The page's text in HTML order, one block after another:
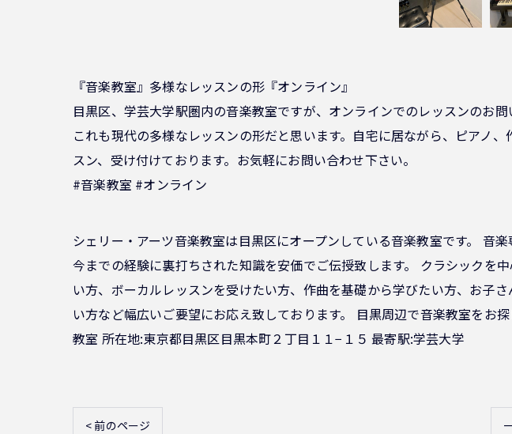
『音楽教室』多様なレッスンの形『オンライン』
目黒区、学芸大学駅圏内の音楽教室ですが、オンラインでのレッスンのお問
これも現代の多様なレッスンの形だと思います。自宅に居ながら、ピアノ
スン、受け付けております。お気軽にお問い合わせ下さい。
#音楽教室 #オンライン
シェリー・アーツ音楽教室は目黒区にオープンしている音楽教室です。 音
今までの経験に裏打ちされた知識を安価でご伝授致します。 クラシックを
い方、ボーカルレッスンを受けたい方、作曲を基礎から学びたい方、お子
い方など幅広いご要望にお応え致しております。 目黒周辺で音楽教室をお
教室 所在地:東京都目黒区目黒本町２丁目１１−１５ 最寄駅:学芸大学
< 前のページ